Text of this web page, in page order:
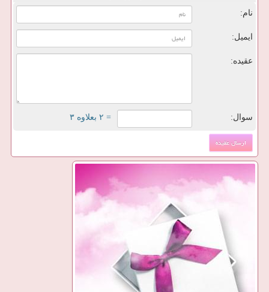
نام:
ایمیل:
عقیده:
سوال: = ۲ بعلاوه ۳